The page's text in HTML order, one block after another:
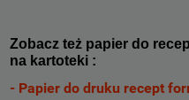
Zobacz też papier do
na kartoteki :
- Papier do druku recept